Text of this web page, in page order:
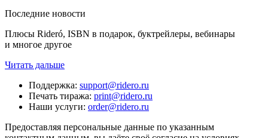
Последние новости
Плюсы Rideró, ISBN в подарок, буктрейлеры, вебинары
и многое другое
Читать дальше
Поддержка: support@ridero.ru
Печать тиража: print@ridero.ru
Наши услуги: order@ridero.ru
Предоставляя персональные данные по указанным